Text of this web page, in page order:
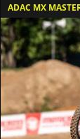
ADAC MX